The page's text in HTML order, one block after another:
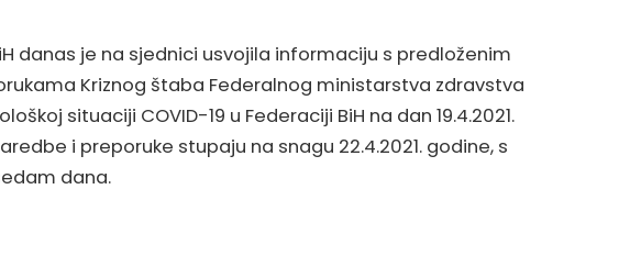
danas je na sjednici usvojila informaciju s predloženim
Kriznog štaba Federalnog ministarstva zdravstva
situaciji COVID-19 u Federaciji BiH na dan 19.4.2021.
i preporuke stupaju na snagu 22.4.2021. godine, s
dana.